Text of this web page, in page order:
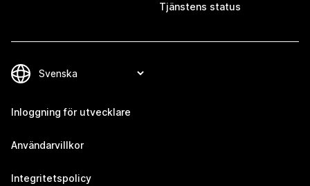
Tjänstens status
Inloggning för utvecklare
Användarvillkor
Integritetspolicy